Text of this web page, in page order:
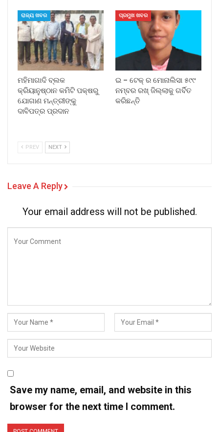
ରାଜ୍ୟ ଖବର
ମହିମାଗାଦି ବ୍ଲକ
କ୍ରିୟାନୁଷ୍ଠାନ କମିଟି ପକ୍ଷରୁ
ଯୋଗାଣ ମନ୍ତ୍ରୀଙ୍କୁ
ଦାବିପତ୍ର ପ୍ରଦାନ
ପ୍ରମୁଖ ଖବର
ଇ – ଟେକ୍ ର ମୋନାଲିସା ୫୯୯
ନମ୍ବର ରଖ୍ ଜିଲ୍ଲାକୁ ଗର୍ବିତ
କରିଛନ୍ତି
PREV NEXT
Leave A Reply
Your email address will not be published.
Save my name, email, and website in this
browser for the next time I comment.